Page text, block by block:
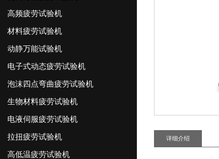
高频疲劳试验机
材料疲劳试验机
动静万能试验机
电子式动态疲劳试验机
泡沫四点弯曲疲劳试验机
生物材料疲劳试验机
电液伺服疲劳试验机
拉扭疲劳试验机
高低温疲劳试验机
详细介绍